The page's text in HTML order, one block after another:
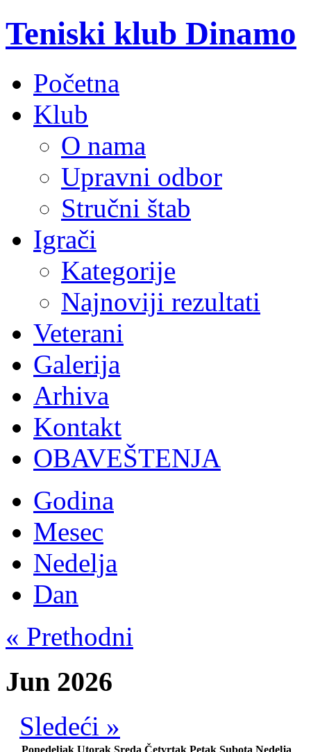
Teniski klub Dinamo
Početna
Klub
O nama
Upravni odbor
Stručni štab
Igrači
Kategorije
Najnoviji rezultati
Veterani
Galerija
Arhiva
Kontakt
OBAVEŠTENJA
Godina
Mesec
Nedelja
Dan
« Prethodni
Jun 2026
Sledeći »